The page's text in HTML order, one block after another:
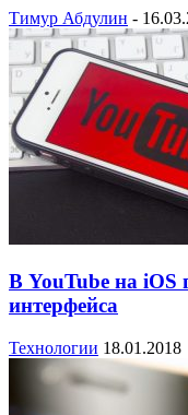
Тимур Абдулин -
В YouTube на iOS
интерфейса
Технологии 18.01.2018